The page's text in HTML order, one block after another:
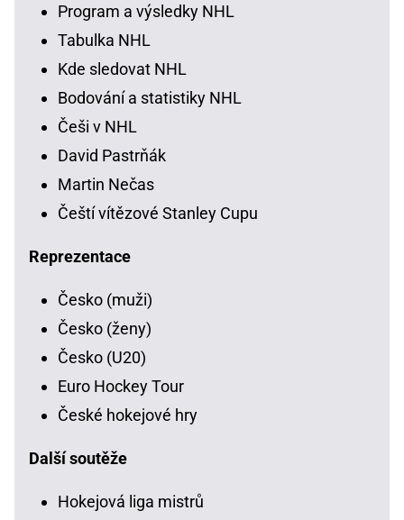
Program a výsledky NHL
Tabulka NHL
Kde sledovat NHL
Bodování a statistiky NHL
Češi v NHL
David Pastrňák
Martin Nečas
Čeští vítězové Stanley Cupu
Reprezentace
Česko (muži)
Česko (ženy)
Česko (U20)
Euro Hockey Tour
České hokejové hry
Další soutěže
Hokejová liga mistrů